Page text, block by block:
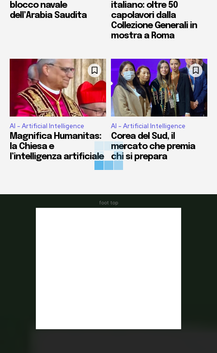
blocco navale
dell’Arabia Saudita
italiano: oltre 50
capolavori dalla
Collezione Generali in
mostra a Roma
AI - Artificial Intelligence
Magnifica Humanitas:
la Chiesa e
l’intelligenza artificiale
AI - Artificial Intelligence
Corea del Sud, il
mercato che premia
chi si prepara
foot top